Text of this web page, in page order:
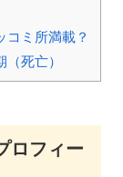
ミ所満載？
死亡）
ロフィー